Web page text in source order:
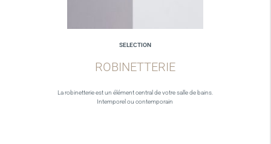
SELECTION
ROBINETTERIE
La robinetterie est un élément central de votre salle de bains.
Intemporel ou contemporain